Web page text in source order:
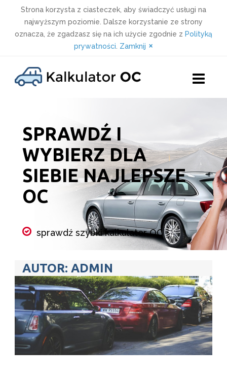
Strona korzysta z ciasteczek, aby świadczyć usługi na
najwyższym poziomie. Dalsze korzystanie ze strony
oznacza, że zgadzasz się na ich użycie zgodnie z Polityką
prywatności Zamknij ×
content
SPRAWDŹ I
WYBIERZ DLA
SIEBIE NAJLEPSZE
OC
sprawdź szybki kalkulator OC
ubezpieczycieli w kilka minut
wybierz ubezpieczenie i kup online
Kalkulator OC
AUTOR: ADMIN